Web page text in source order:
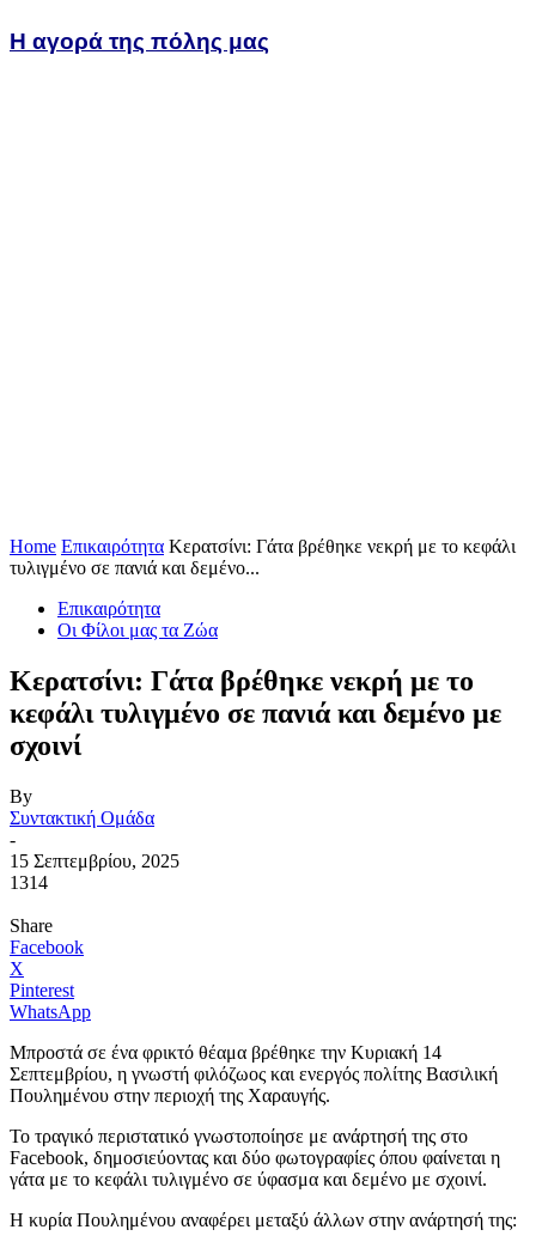
Η αγορά της πόλης μας
Home Επικαιρότητα Κερατσίνι: Γάτα βρέθηκε νεκρή με το κεφάλι
τυλιγμένο σε πανιά και δεμένο...
Επικαιρότητα
Οι Φίλοι μας τα Ζώα
Κερατσίνι: Γάτα βρέθηκε νεκρή με το
κεφάλι τυλιγμένο σε πανιά και δεμένο με
σχοινί
By
Συντακτική Ομάδα
-
15 Σεπτεμβρίου, 2025
1314
Share
Facebook
X
Pinterest
WhatsApp
Μπροστά σε ένα φρικτό θέαμα βρέθηκε την Κυριακή 14
Σεπτεμβρίου, η γνωστή φιλόζωος και ενεργός πολίτης Βασιλική
Πουλημένου στην περιοχή της Χαραυγής.
Το τραγικό περιστατικό γνωστοποίησε με ανάρτησή της στο
Facebook, δημοσιεύοντας και δύο φωτογραφίες όπου φαίνεται η
γάτα με το κεφάλι τυλιγμένο σε ύφασμα και δεμένο με σχοινί.
Η κυρία Πουλημένου αναφέρει μεταξύ άλλων στην ανάρτησή της: